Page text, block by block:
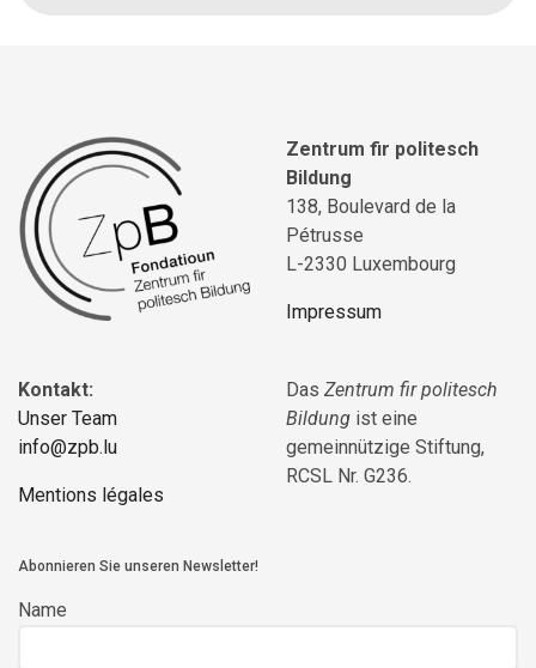
Zentrum fir politesch
Bildung
138, Boulevard de la
Pétrusse
L-2330 Luxembourg
Impressum
Kontakt:
Unser Team
info@zpb.lu
Mentions légales
Das Zentrum fir politesch
Bildung ist eine
gemeinnützige Stiftung,
RCSL Nr. G236.
Abonnieren Sie unseren Newsletter!
Name